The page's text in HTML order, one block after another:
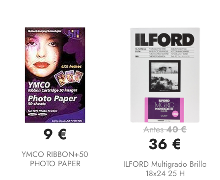
9 €
YMCO RIBBON+50
PHOTO PAPER
Antes40 €
36 €
ILFORD Multigrado Brillo
18x24 25 H